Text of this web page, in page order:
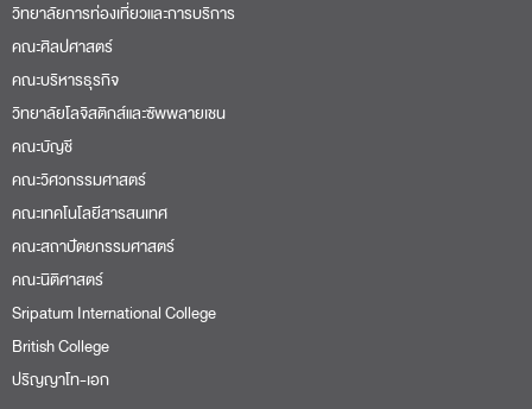
วิทยาลัยการท่องเที่ยวและการบริการ
คณะศิลปศาสตร์
คณะบริหารธุรกิจ
วิทยาลัยโลจิสติกส์และซัพพลายเชน
คณะบัญชี
คณะวิศวกรรมศาสตร์
คณะเทคโนโลยีสารสนเทศ
คณะสถาปัตยกรรมศาสตร์
คณะนิติศาสตร์
Sripatum International College
British College
ปริญญาโท-เอก